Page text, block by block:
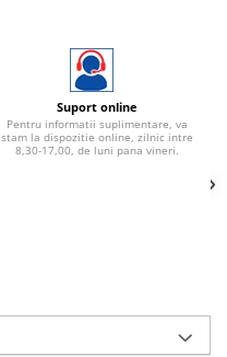
Suport online
Pentru informatii suplimentare, va
stam la dispozitie online, zilnic intre
8,30-17,00, de luni pana vineri.